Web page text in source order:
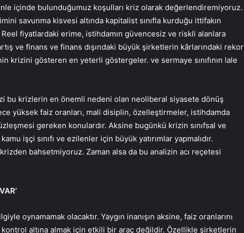
içinde bulunduğumuz koşulları kriz olarak değerlendiremiyoruz.
savunma kisvesi altında kapitalist sınıfla kurduğu ittifakın
fiyatlardaki erime, istihdamın güvencesiz ve riskli alanlara
ve finans ve finans dışındaki büyük şirketlerin kârlarındaki rekor
krizini gösteren en yeterli göstergeler. ve sermaye sınıfının lale
bu krizlerin en önemli nedeni olan neoliberal siyasete dönüş
yüksek faiz oranları, mali disiplin, özelleştirmeler, istihdamda
gereken konulardır. Aksine bugünkü krizin sınıfsal ve
işçi sınıfı ve ezilenler için büyük yatırımlar yapmalıdır.
bahsetmiyoruz. Zaman alsa da bu analizin acı reçetesi
oynamamak olacaktır. Yaygın inanışın aksine, faiz oranlarını
altına almak için etkili bir araç değildir. Özellikle şirketlerin